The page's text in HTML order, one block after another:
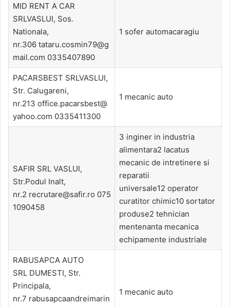
MID RENT A CAR
SRLVASLUI, Sos.
Nationala,
nr.306 tataru.cosmin79@g
mail.com 0335407890
1 sofer automacaragiu
PACARSBEST SRLVASLUI,
Str. Calugareni,
nr.213 office.pacarsbest@
yahoo.com 0335411300
1 mecanic auto
SAFIR SRL VASLUI,
Str.Podul Inalt,
nr.2 recrutare@safir.ro 075
1090458
3 inginer in industria
alimentara2 lacatus
mecanic de intretinere si
reparatii
universale12 operator
curatitor chimic10 sortator
produse2 tehnician
mentenanta mecanica
echipamente industriale
RABUSAPCA AUTO
SRL DUMESTI, Str.
Principala,
nr.7 rabusapcaandreimarin
1 mecanic auto